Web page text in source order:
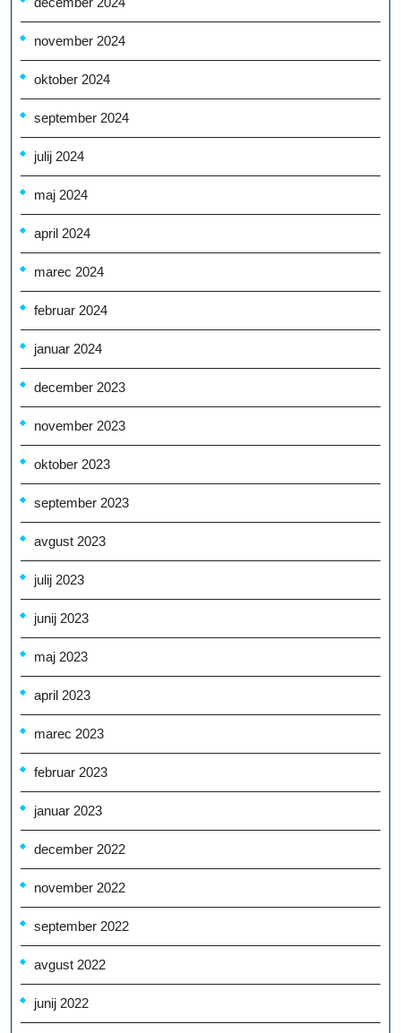
november 2024
oktober 2024
september 2024
julij 2024
maj 2024
april 2024
marec 2024
februar 2024
januar 2024
december 2023
november 2023
oktober 2023
september 2023
avgust 2023
julij 2023
junij 2023
maj 2023
april 2023
marec 2023
februar 2023
januar 2023
december 2022
november 2022
september 2022
avgust 2022
junij 2022